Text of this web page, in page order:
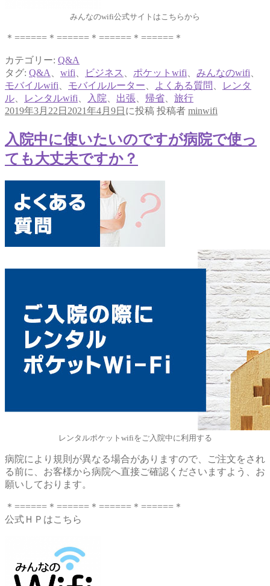
みんなのwifi公式サイトはこちらから
＊======＊======＊======＊======＊
カテゴリー: Q&A
タグ: Q&A wifi ビジネス ポケットwifi みんなのwifi
モバイルwifi
モバイルルーター よくある質問
レンタ
ル
レンタルwifi 入院 出張 帰省
旅行
2019年3月22日 2021年4月9日 に投稿 投稿者 minwifi
入院中に使いたいのですが病院で使っ
ても大丈夫ですか？
レンタルポケットwifiをご入院中に利用する
病院により規則が異なる場合がありますので、ご注文をされ
る前に、お客様から病院へ直接ご確認くださいますよう、お
願いしております。
＊======＊======＊======＊======＊
公式ＨＰはこちら